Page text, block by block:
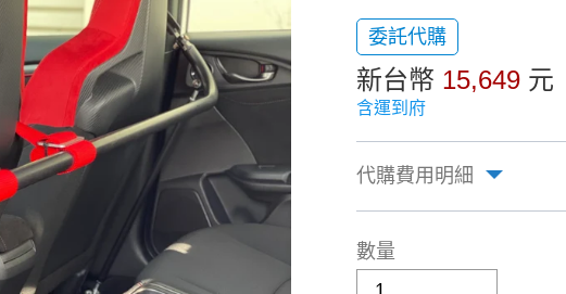
委託代購
新台幣 15,649 元
含運到府
代購費用明細
數量